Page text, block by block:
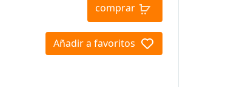
comprar
Añadir a favoritos